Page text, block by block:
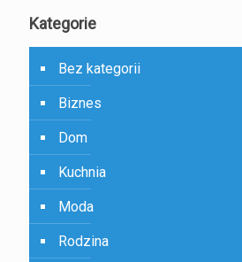
Kategorie
Bez kategorii
Biznes
Dom
Kuchnia
Moda
Rodzina